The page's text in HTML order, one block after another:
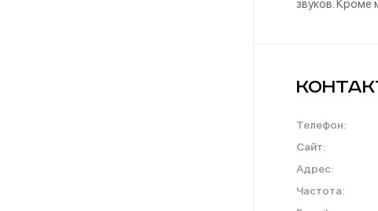
звуков. Кроме
Телефон:
Сайт:
Адрес:
Частота: